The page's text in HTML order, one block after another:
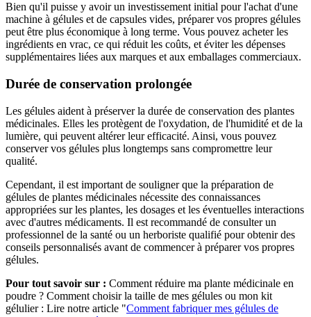
Bien qu'il puisse y avoir un investissement initial pour l'achat d'une
machine à gélules et de capsules vides, préparer vos propres gélules
peut être plus économique à long terme. Vous pouvez acheter les
ingrédients en vrac, ce qui réduit les coûts, et éviter les dépenses
supplémentaires liées aux marques et aux emballages commerciaux.
Durée de conservation prolongée
Les gélules aident à préserver la durée de conservation des plantes
médicinales. Elles les protègent de l'oxydation, de l'humidité et de la
lumière, qui peuvent altérer leur efficacité. Ainsi, vous pouvez
conserver vos gélules plus longtemps sans compromettre leur
qualité.
Cependant, il est important de souligner que la préparation de
gélules de plantes médicinales nécessite des connaissances
appropriées sur les plantes, les dosages et les éventuelles interactions
avec d'autres médicaments. Il est recommandé de consulter un
professionnel de la santé ou un herboriste qualifié pour obtenir des
conseils personnalisés avant de commencer à préparer vos propres
gélules.
Pour tout savoir sur : Comment réduire ma plante médicinale en
poudre ? Comment choisir la taille de mes gélules ou mon kit
gélulier : Lire notre article "Comment fabriquer mes gélules de